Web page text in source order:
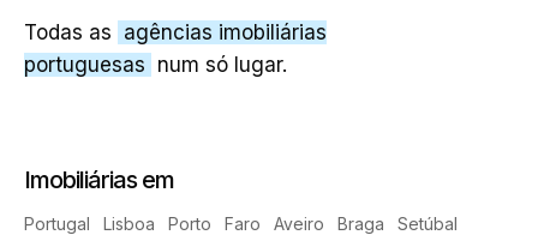
Todas as agências imobiliárias
portuguesas num só lugar.
Imobiliárias em
Portugal Lisboa Porto Faro Aveiro Braga
Setúbal